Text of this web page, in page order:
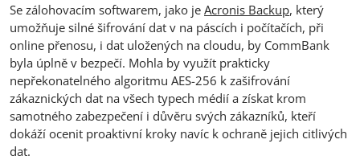
Se zálohovacím softwarem, jako je Acronis Backup, který
umožňuje silné šifrování dat v na páscích i počítačích, při
online přenosu, i dat uložených na cloudu, by CommBank
byla úplně v bezpečí. Mohla by využít prakticky
nepřekonatelného algoritmu AES-256 k zašifrování
zákaznických dat na všech typech médií a získat krom
samotného zabezpečení i důvěru svých zákazníků, kteří
dokáží ocenit proaktivní kroky navíc k ochraně jejich citlivých
dat.